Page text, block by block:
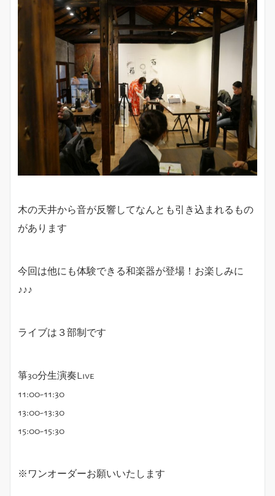
木の天井から音が反響してなんとも引き込まれるもの
があります
今回は他にも体験できる和楽器が登場！お楽しみに
♪♪♪
ライブは３部制です
箏30分生演奏Live
11:00-11:30
13:00-13:30
15:00-15:30
※ワンオーダーお願いいたします